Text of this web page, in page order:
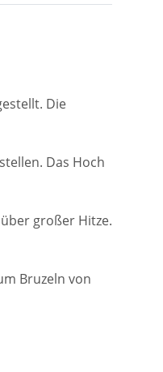
Die
Das Hoch
großer Hitze.
Bruzeln von